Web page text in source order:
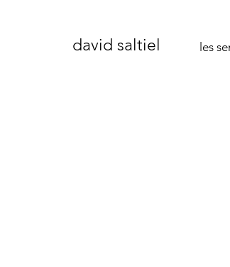
david saltiel les